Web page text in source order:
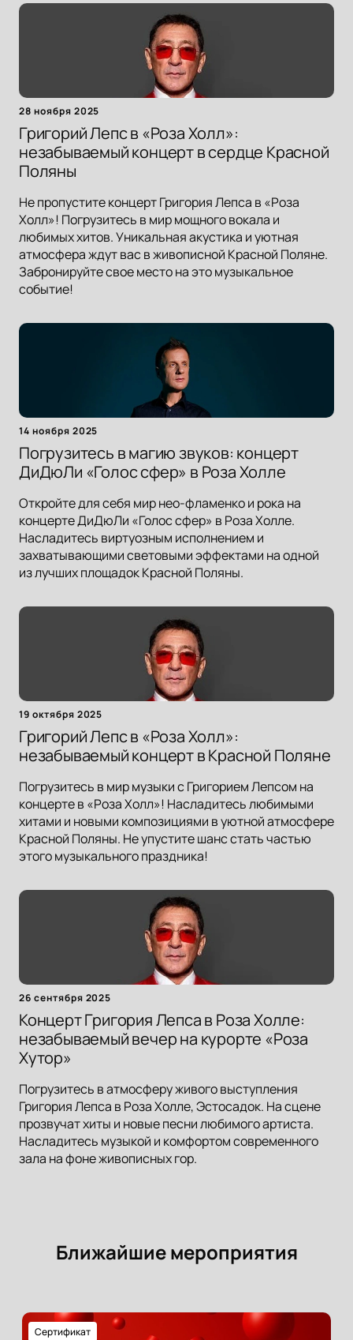
28 ноября 2025
Григорий Лепс в «Роза Холл»:
незабываемый концерт в сердце Красной
Поляны
Не пропустите концерт Григория Лепса в «Роза
Холл»! Погрузитесь в мир мощного вокала и
любимых хитов. Уникальная акустика и уютная
атмосфера ждут вас в живописной Красной Поляне.
Забронируйте свое место на это музыкальное
событие!
14 ноября 2025
Погрузитесь в магию звуков: концерт
ДиДюЛи «Голос сфер» в Роза Холле
Откройте для себя мир нео-фламенко и рока на
концерте ДиДюЛи «Голос сфер» в Роза Холле.
Насладитесь виртуозным исполнением и
захватывающими световыми эффектами на одной
из лучших площадок Красной Поляны.
19 октября 2025
Григорий Лепс в «Роза Холл»:
незабываемый концерт в Красной Поляне
Погрузитесь в мир музыки с Григорием Лепсом на
концерте в «Роза Холл»! Насладитесь любимыми
хитами и новыми композициями в уютной атмосфере
Красной Поляны. Не упустите шанс стать частью
этого музыкального праздника!
26 сентября 2025
Концерт Григория Лепса в Роза Холле:
незабываемый вечер на курорте «Роза
Хутор»
Погрузитесь в атмосферу живого выступления
Григория Лепса в Роза Холле, Эстосадок. На сцене
прозвучат хиты и новые песни любимого артиста.
Насладитесь музыкой и комфортом современного
зала на фоне живописных гор.
Ближайшие мероприятия
Сертификат